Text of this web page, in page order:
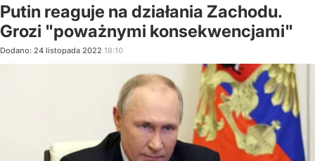
Putin reaguje na działania Zachodu.
Grozi "poważnymi konsekwencjami"
Dodano: 24 listopada 2022 18:10